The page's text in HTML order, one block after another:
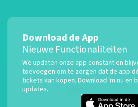
Download de App
Nieuwe Functionaliteiten
We updaten onze app constant en
toevoegen om te zorgen dat de app
tickets kan kopen. Download 'm nu en
updates.